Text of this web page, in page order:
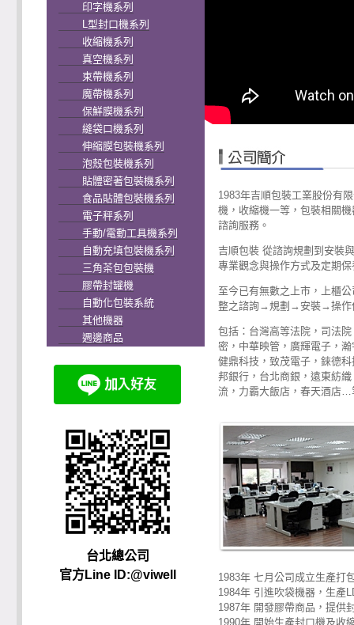
印字機系列
L型封口機系列
收縮機系列
真空機系列
束帶機系列
魔帶機系列
保鮮膜機系列
縫袋口機系列
伸縮膜包裝機系列
泡殼包裝機系列
貼體密著包裝機系列
食品貼體包裝機系列
電子秤系列
手動/電動工具機系列
自動充填包裝機系列
三角茶包包裝機
膠帶封罐機
自動化包裝系統
其他機器
週邊商品
台北總公司
官方Line ID:@viwell
1983年吉順包裝工業股份有
機，收縮機一等，包裝相關
諮詢服務。
吉順包裝 從諮詢規劃到安裝
專業觀念與操作方式及定期
至今已有無數之上市，上櫃
整之諮詢→規劃→安裝→操作
包括：台灣高等法院，司法
密，中華映管，廣輝電子，
健鼎科技，致茂電子，錸德
邦銀行，台北商銀，遠東紡
流，力霸大飯店，春天酒店…
1983年 七月公司成立生產打
1984年 引進吹袋機器，生產
1987年 開發膠帶商品，提供
1990年 開始生產封口機及收